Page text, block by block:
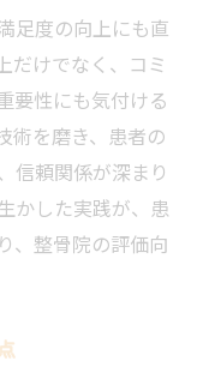
足度の向上にも直
だけでなく、コミ
要性にも気付ける
術を磨き、患者の
信頼関係が深まり
かした実践が、患
、整骨院の評価向